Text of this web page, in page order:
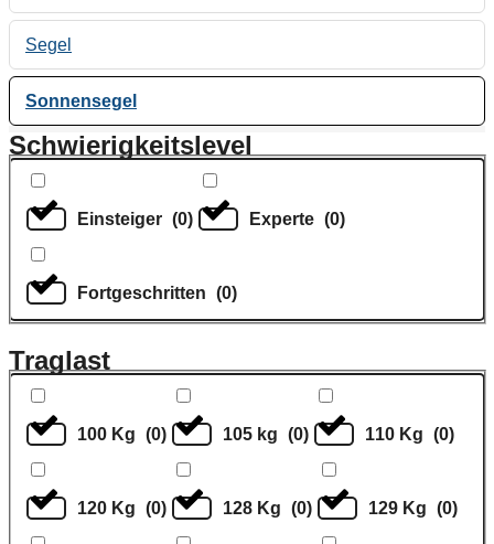
Segel
Sonnensegel
Schwierigkeitslevel
Einsteiger (0) Experte (0)
Fortgeschritten (0)
Traglast
100 Kg (0) 105 kg (0) 110 Kg (0)
120 Kg (0) 128 Kg (0) 129 Kg (0)